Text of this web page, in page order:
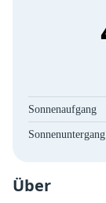
Sonnenaufgang
Sonnenuntergang
Über